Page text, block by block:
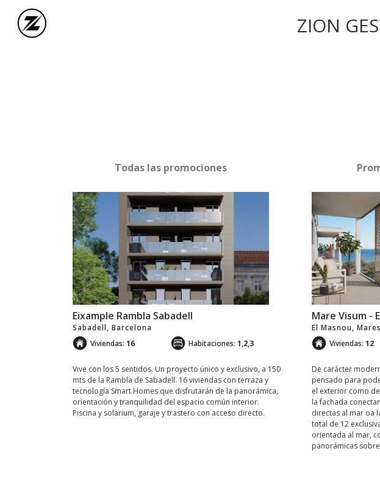
ZION
Todas las promociones
Eixample Rambla Sabadell
Sabadell, Barcelona
Viviendas: 16 Habitaciones: 1,2,3
Vive con los 5 sentidos. Un proyecto único y exclusivo, a 150
mts de la Rambla de Sabadell. 16 viviendas con terraza y
tecnología Smart Homes que disfrutarán de la panorámica,
orientación y tranquilidad del espacio común interior.
Piscina y solarium, garaje y trastero con acceso directo.
Mare Visum -
El Masnou,
Viviendas: 12
De carácter
pensado para
el exterior como
la fachada
directas al mar oa
total de 12
orientada al mar,
panorámicas